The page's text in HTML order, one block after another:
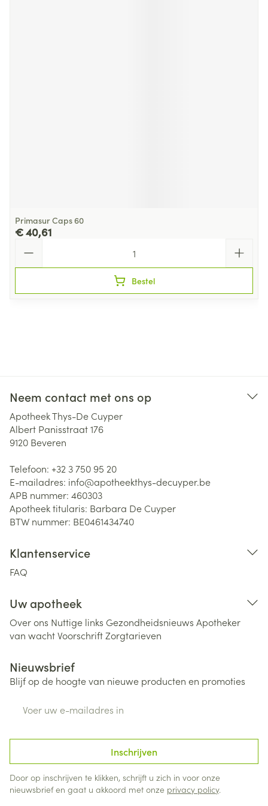
Primasur Caps 60
€ 40,61
Bestel
Neem contact met ons op
Apotheek Thys-De Cuyper
Albert Panisstraat 176
9120 Beveren
Telefoon: +32 3 750 95 20
E-mailadres: info@apotheekthys-decuyper.be
APB nummer: 460303
Apotheek titularis: Barbara De Cuyper
BTW nummer: BE0461434740
Klantenservice
FAQ
Uw apotheek
Over ons Nuttige links Gezondheidsnieuws Apotheker
van wachtVoorschriftZorgtarieven
Nieuwsbrief
Blijf op de hoogte van nieuwe producten en promoties
Inschrijven
Door op inschrijven te klikken, schrijft u zich in voor onze
nieuwsbrief en gaat u akkoord met onze privacy policy.